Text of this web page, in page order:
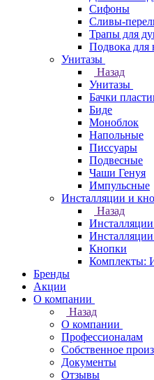
Сифоны
Сливы-
Трапы для
Подвока для
Унитазы
Назад
Унитазы
Бачки
Биде
Моноблок
Напольные
Писсуары
Подвесные
Чаши Генуя
Импульсные
Инсталляции и
Назад
Инсталляции
Кнопки
Комплекты:
Бренды
Акции
О компании
Назад
О компании
Профессионалам
Собственное
Документы
Отзывы